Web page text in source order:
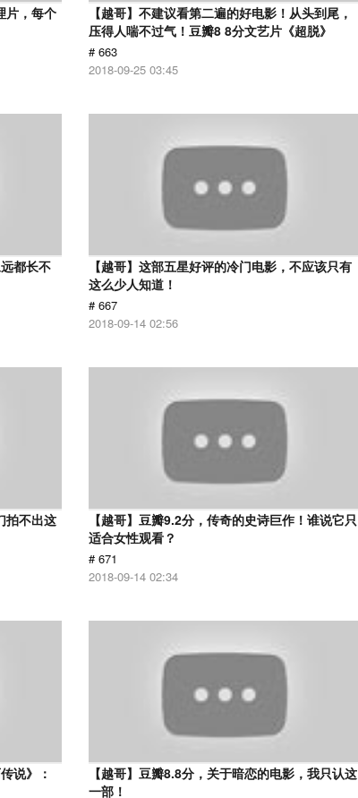
片，每个
【越哥】不建议看第二遍的好电影！从头到尾，
压得人喘不过气！豆瓣8 8分文艺片《超脱》
# 663
2018-09-25 03:45
都长不
【越哥】这部五星好评的冷门电影，不应该只有
这么少人知道！
# 667
2018-09-14 02:56
拍不出这
【越哥】豆瓣9.2分，传奇的史诗巨作！谁说它只
适合女性观看？
# 671
2018-09-14 02:34
说》：
【越哥】豆瓣8.8分，关于暗恋的电影，我只认这
一部！